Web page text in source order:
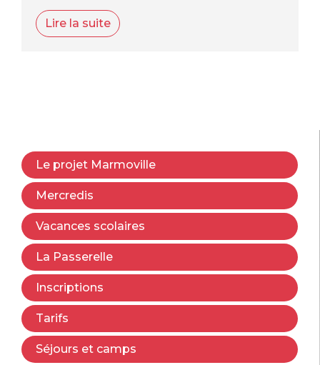
Lire la suite
Le projet Marmoville
Mercredis
Vacances scolaires
La Passerelle
Inscriptions
Tarifs
Séjours et camps